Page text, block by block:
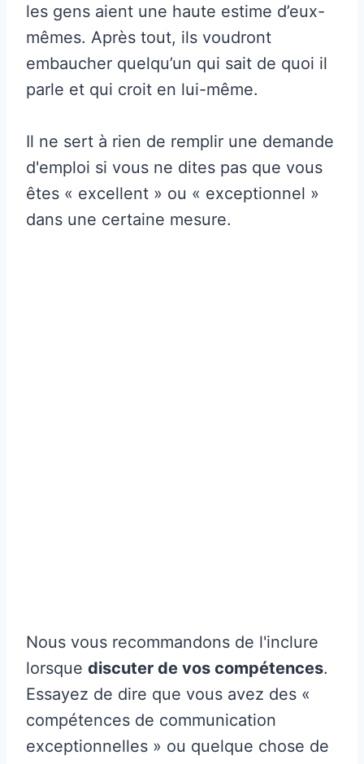
les gens aient une haute estime d’eux-
mêmes. Après tout, ils voudront
embaucher quelqu’un qui sait de quoi il
parle et qui croit en lui-même.
Il ne sert à rien de remplir une demande
d'emploi si vous ne dites pas que vous
êtes « excellent » ou « exceptionnel »
dans une certaine mesure.
Nous vous recommandons de l'inclure
lorsque discuter de vos compétences.
Essayez de dire que vous avez des «
compétences de communication
exceptionnelles » ou quelque chose de